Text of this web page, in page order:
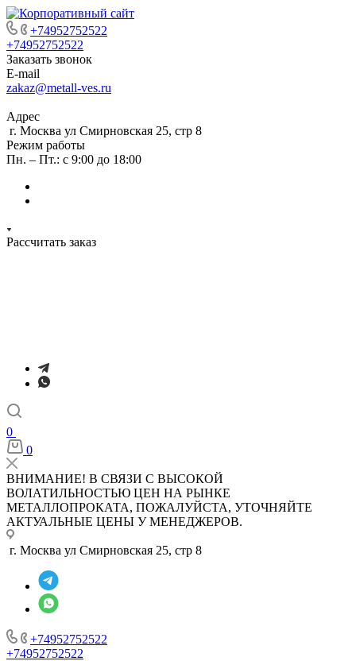
+74952752522
+74952752522
Заказать звонок
E-mail
zakaz@metall-ves.ru
Адрес
г. Москва ул Смирновская 25, стр 8
Режим работы
Пн. – Пт.: с 9:00 до 18:00
Рассчитать заказ
0
0
ВНИМАНИЕ! В СВЯЗИ С ВЫСОКОЙ
ВОЛАТИЛЬНОСТЬЮ ЦЕН НА РЫНКЕ
МЕТАЛЛОПРОКАТА, ПОЖАЛУЙСТА, УТОЧНЯЙТЕ
АКТУАЛЬНЫЕ ЦЕНЫ У МЕНЕДЖЕРОВ.
г. Москва ул Смирновская 25, стр 8
+74952752522
+74952752522